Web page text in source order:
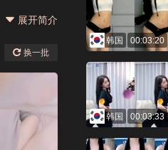
展开简介
换一批
韩国 00:03:20
韩国 00:03:33